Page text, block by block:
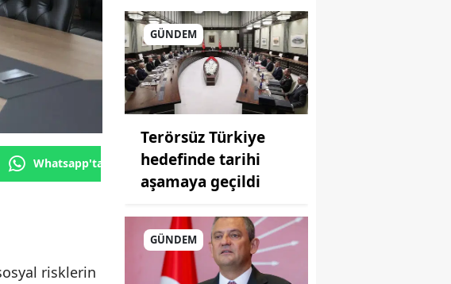
Whatsapp'tan Gönder
risklerin
GÜNDEM
Terörsüz Türkiye
hedefinde tarihi
aşamaya geçildi
GÜNDEM